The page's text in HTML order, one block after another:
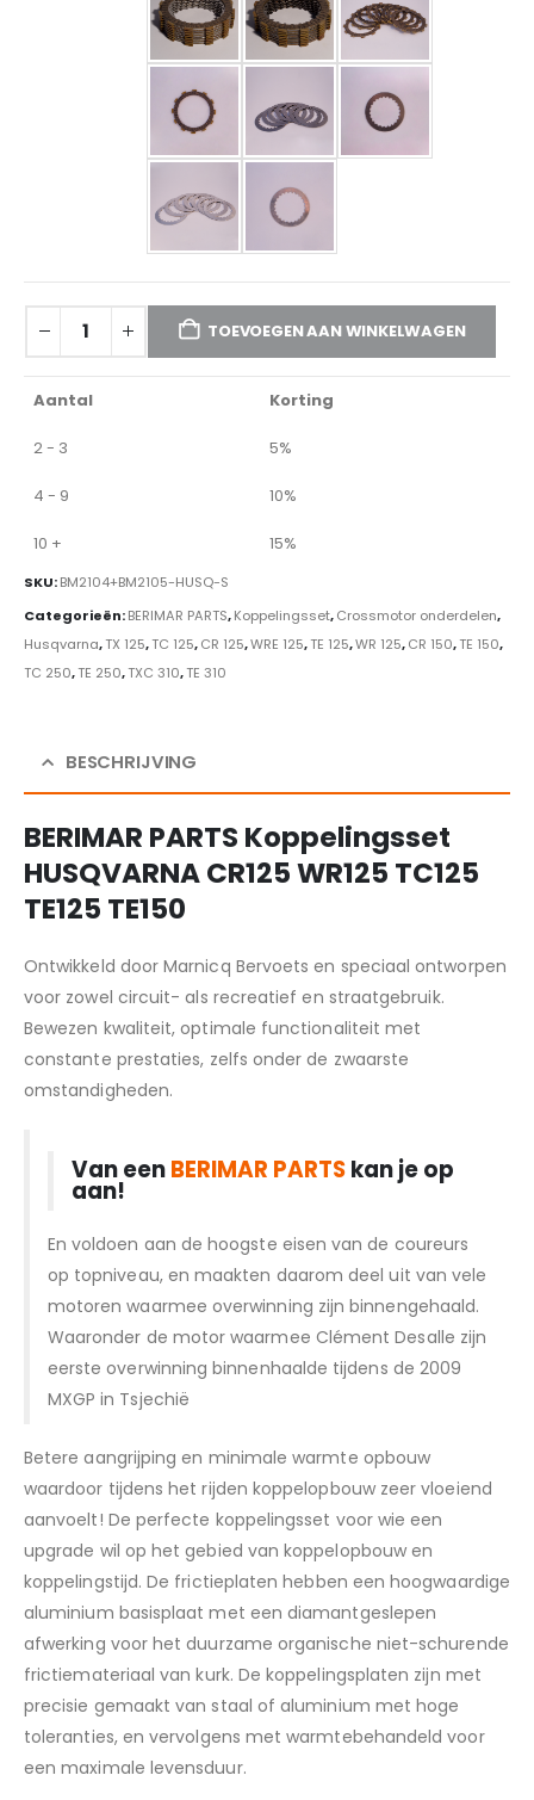
TOEVOEGEN AAN WINKELWAGEN
Aantal Korting
2 - 3 5%
4 - 9 10%
10 + 15%
SKU:BM2104+BM2105-HUSQ-S
Categorieën:BERIMAR PARTS,Koppelingsset,Crossmotor onderdelen,
Husqvarna,TX 125,TC 125,CR 125,WRE 125,TE 125,WR 125,CR 150,TE 150,
TC 250,TE 250,TXC 310,TE 310
BESCHRIJVING
BERIMAR PARTS Koppelingsset
HUSQVARNA CR125 WR125 TC125
TE125 TE150
Ontwikkeld door Marnicq Bervoets en speciaal ontworpen
voor zowel circuit- als recreatief en straatgebruik.
Bewezen kwaliteit, optimale functionaliteit met
constante prestaties, zelfs onder de zwaarste
omstandigheden.
Van een BERIMAR PARTSkan je op
aan!
En voldoen aan de hoogste eisen van de coureurs
op topniveau, en maakten daarom deel uit van vele
motoren waarmee overwinning zijn binnengehaald.
Waaronder de motor waarmee Clément Desalle zijn
eerste overwinning binnenhaalde tijdens de 2009
MXGP in Tsjechië
Betere aangrijping en minimale warmte opbouw
waardoor tijdens het rijden koppelopbouw zeer vloeiend
aanvoelt! De perfecte koppelingsset voor wie een
upgrade wil op het gebied van koppelopbouw en
koppelingstijd. De frictieplaten hebben een hoogwaardige
aluminium basisplaat met een diamantgeslepen
afwerking voor het duurzame organische niet-schurende
frictiemateriaal van kurk. De koppelingsplaten zijn met
precisie gemaakt van staal of aluminium met hoge
toleranties, en vervolgens met warmtebehandeld voor
een maximale levensduur.